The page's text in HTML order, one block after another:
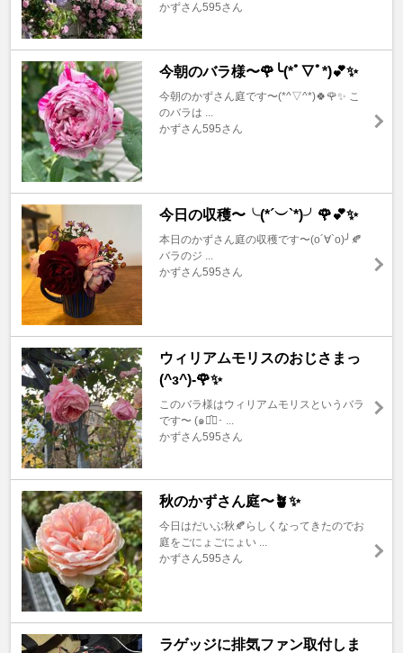
かずさん595さん
今朝のバラ様〜🌹╰(*ﾟ▽ﾟ*)💕✨
今朝のかずさん庭です〜(*^▽^*)🍀🌹✨ こ
のバラは ...
かずさん595さん
今日の収穫〜╰(*´︶`*)╯🌹💕✨
本日のかずさん庭の収穫です〜(о´∀`о)╯🍂
バラのジ ...
かずさん595さん
ウィリアムモリスのおじさまっ
(^з^)-🌹✨
このバラ様はウィリアムモリスというバラ
です〜 (๑･̑◡･ ...
かずさん595さん
秋のかずさん庭〜🪴✨
今日はだいぶ秋🍂らしくなってきたのでお
庭をごにょごにょい ...
かずさん595さん
ラゲッジに排気ファン取付しま